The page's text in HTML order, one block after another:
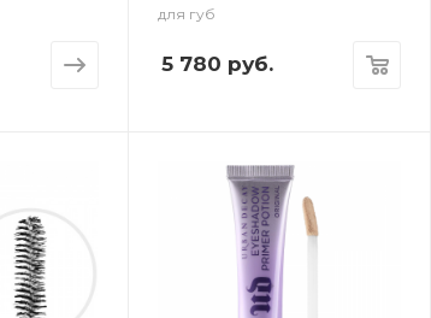
для губ
5 780 руб.